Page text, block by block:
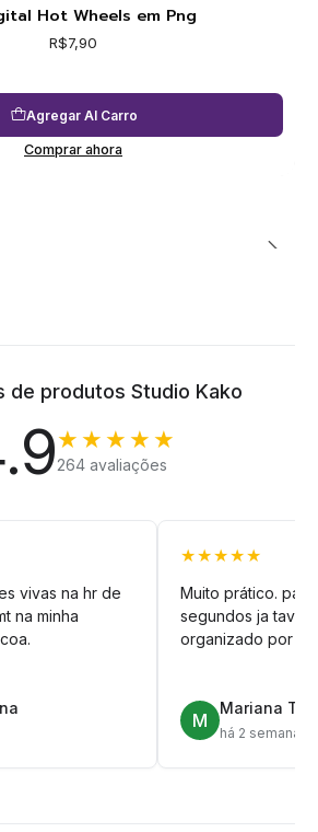
Hot Wheels em Png
R$7,90
Agregar Al Carro
Comprar ahora
de produtos Studio Kako
★★★★★
264 avaliações
vivas na hr de
na minha
★★★★★
Muito prático.
segundos ja tava
organizado por
M
Mariana T.
há 2 semanas